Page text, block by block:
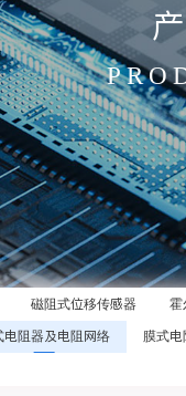
磁阻式位移传感器 霍
电阻器及电阻网络 膜式